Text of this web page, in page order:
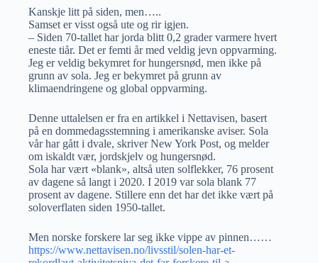
Kanskje litt på siden, men…..
Samset er visst også ute og rir igjen.
– Siden 70-tallet har jorda blitt 0,2 grader varmere hvert
eneste tiår. Det er femti år med veldig jevn oppvarming.
Jeg er veldig bekymret for hungersnød, men ikke på
grunn av sola. Jeg er bekymret på grunn av
klimaendringene og global oppvarming.
Denne uttalelsen er fra en artikkel i Nettavisen, basert
på en dommedagsstemning i amerikanske aviser. Sola
vår har gått i dvale, skriver New York Post, og melder
om iskaldt vær, jordskjelv og hungersnød.
Sola har vært «blank», altså uten solflekker, 76 prosent
av dagene så langt i 2020. I 2019 var sola blank 77
prosent av dagene. Stillere enn det har det ikke vært på
soloverflaten siden 1950-tallet.
Men norske forskere lar seg ikke vippe av pinnen……
https://www.nettavisen.no/livsstil/solen-har-et-